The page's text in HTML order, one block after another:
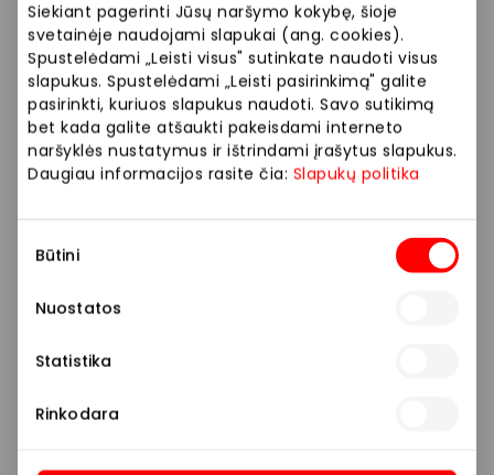
Siekiant pagerinti Jūsų naršymo kokybę, šioje
svetainėje naudojami slapukai (ang. cookies).
Spustelėdami „Leisti visus" sutinkate naudoti visus
slapukus. Spustelėdami „Leisti pasirinkimą" galite
pasirinkti, kuriuos slapukus naudoti. Savo sutikimą
bet kada galite atšaukti pakeisdami interneto
naršyklės nustatymus ir ištrindami įrašytus slapukus.
Daugiau informacijos rasite čia: Slapukų politika
pasirinkimas
Būtini
Nuostatos
Statistika
Rinkodara